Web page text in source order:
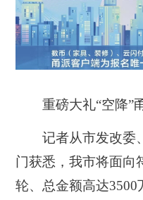
重磅大礼“空降”甬
记者从市发改委
门获悉，我市将面向
轮、总金额高达3500